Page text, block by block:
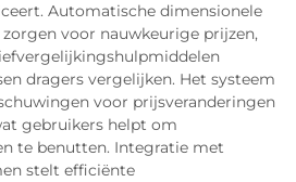
Automatische dimensionele
voor nauwkeurige prijzen,
dragers vergelijken. Het systeem
voor prijsveranderingen
gebruikers helpt om
te benutten. Integratie met
stelt efficiënte